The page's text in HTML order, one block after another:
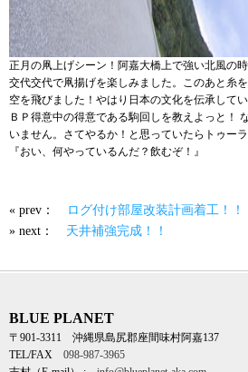
正月の凧上げシーン！阿嘉大橋上で強い北風の
交代交代で凧揚げを楽しみました。このあと糸
空を飛びました！やはり日本の文化を伝承して
ＢＰ得意中の得意である駒回しを教えよっと！
いません。さてやるか！と思っていたらトゥー
『おい、何やっているんだ？飲むぞ！』
« prev：
ログ付け部屋改装計画着工！！
» next： 天井補強完成！！
BLUE PLANET
〒901-3311 沖縄県島尻郡座間味村阿嘉137
TEL/FAX 098-987-3965